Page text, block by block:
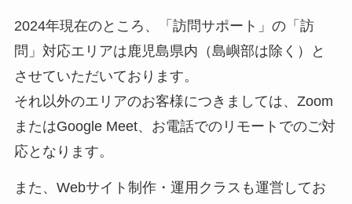
2024年現在のところ、「訪問サポート」の「訪
問」対応エリアは鹿児島県内（島嶼部は除く）と
させていただいております。
それ以外のエリアのお客様につきましては、Zoom
またはGoogle Meet、お電話でのリモートでのご対
応となります。
また、Webサイト制作・運用クラスも運営してお